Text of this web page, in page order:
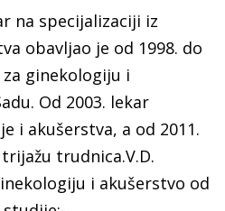
na specijalizaciji iz
obavljao je od 1998. do
za ginekologiju i
Od 2003. lekar
i akušerstva, a od 2011.
trudnica.V.D.
i akušerstvo od